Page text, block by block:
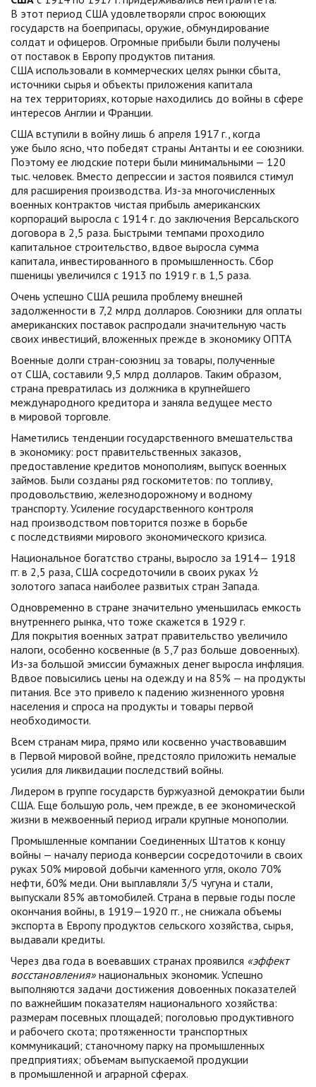
В этот период США удовлетворяли спрос воюющих
государств на боеприпасы, оружие, обмундирование
солдат и офицеров. Огромные прибыли были получены
от поставок в Европу продуктов питания.
США использовали в коммерческих целях рынки сбыта,
источники сырья и объекты приложения капитала
на тех территориях, которые находились до войны в сфере
интересов Англии и Франции.
США вступили в войну лишь 6 апреля 1917 г., когда
уже было ясно, что победят страны Антанты и ее союзники.
Поэтому ее людские потери были минимальными — 120
тыс. человек. Вместо депрессии и застоя появился стимул
для расширения производства. Из-за многочисленных
военных контрактов чистая прибыль американских
корпораций выросла с 1914 г. до заключения Версальского
договора в 2,5 раза. Быстрыми темпами проходило
капитальное строительство, вдвое выросла сумма
капитала, инвестированного в промышленность. Сбор
пшеницы увеличился с 1913 по 1919 г. в 1,5 раза.
Очень успешно США решила проблему внешней
задолженности в 7,2 млрд долларов. Союзники для оплаты
американских поставок распродали значительную часть
своих инвестиций, вложенных прежде в экономику ОПТА
Военные долги стран-союзниц за товары, полученные
от США, составили 9,5 млрд долларов. Таким образом,
страна превратилась из должника в крупнейшего
международного кредитора и заняла ведущее место
в мировой торговле.
Наметились тенденции государственного вмешательства
в экономику: рост правительственных заказов,
предоставление кредитов монополиям, выпуск военных
займов. Были созданы ряд госкомитетов: по топливу,
продовольствию, железнодорожному и водному
транспорту. Усиление государственного контроля
над производством повторится позже в борьбе
с последствиями мирового экономического кризиса.
Национальное богатство страны, выросло за 1914— 1918
гг. в 2,5 раза, США сосредоточили в своих руках ½
золотого запаса наиболее развитых стран Запада.
Одновременно в стране значительно уменьшилась емкость
внутреннего рынка, что тоже скажется в 1929 г.
Для покрытия военных затрат правительство увеличило
налоги, особенно косвенные (в 5,7 раз больше довоенных).
Из-за большой эмиссии бумажных денег выросла инфляция.
Вдвое повысились цены на одежду и на 85% — на продукты
питания. Все это привело к падению жизненного уровня
населения и спроса на продукты и товары первой
необходимости.
Всем странам мира, прямо или косвенно участвовавшим
в Первой мировой войне, предстояло приложить немалые
усилия для ликвидации последствий войны.
Лидером в группе государств буржуазной демократии были
США. Еще большую роль, чем прежде, в ее экономической
жизни в межвоенный период играли крупные монополии.
Промышленные компании Соединенных Штатов к концу
войны — началу периода конверсии сосредоточили в своих
руках 50% мировой добычи каменного угля, около 70%
нефти, 60% меди. Они выплавляли 3/5 чугуна и стали,
выпускали 85% автомобилей. Страна в первые годы после
окончания войны, в 1919—1920 гг., не снижала объемы
экспорта в Европу продуктов сельского хозяйства, сырья,
выдавали кредиты.
Через два года в воевавших странах проявился «эффект
восстановления» национальных экономик. Успешно
выполняются задачи достижения довоенных показателей
по важнейшим показателям национального хозяйства:
размерам посевных площадей; поголовью продуктивного
и рабочего скота; протяженности транспортных
коммуникаций; станочному парку на промышленных
предприятиях; объемам выпускаемой продукции
в промышленной и аграрной сферах.